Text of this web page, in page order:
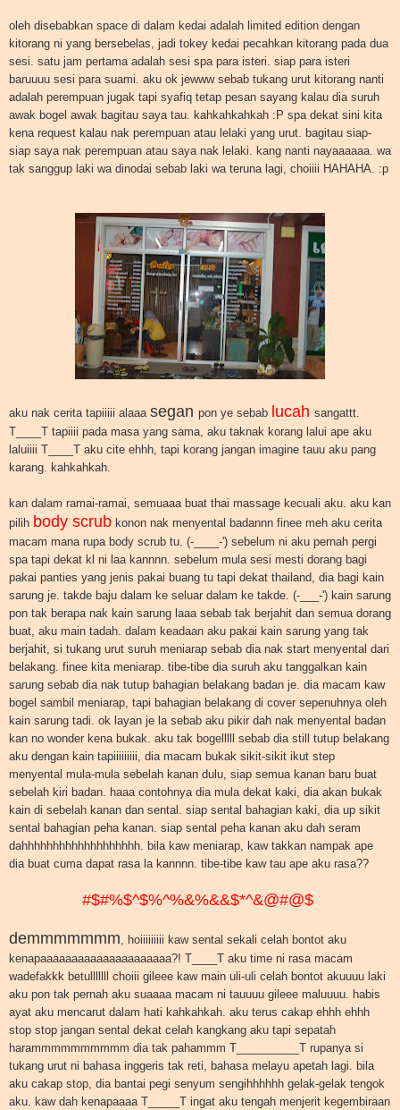
oleh disebabkan space di dalam kedai adalah limited edition dengan
kitorang ni yang bersebelas, jadi tokey kedai pecahkan kitorang pada dua
sesi. satu jam pertama adalah sesi spa para isteri. siap para isteri
baruuuu sesi para suami. aku ok jewww sebab tukang urut kitorang nanti
adalah perempuan jugak tapi syafiq tetap pesan sayang kalau dia suruh
awak bogel awak bagitau saya tau. kahkahkahkah :P spa dekat sini kita
kena request kalau nak perempuan atau lelaki yang urut. bagitau siap-
siap saya nak perempuan atau saya nak lelaki. kang nanti nayaaaaaa. wa
tak sanggup laki wa dinodai sebab laki wa teruna lagi, choiiii HAHAHA. :p
aku nak cerita tapiiiii alaaa segan pon ye sebab lucah sangattt.
T____T tapiiii pada masa yang sama, aku taknak korang lalui ape aku
laluiiii T____T aku cite ehhh, tapi korang jangan imagine tauu aku pang
karang. kahkahkah.
kan dalam ramai-ramai, semuaaa buat thai massage kecuali aku. aku kan
pilih body scrub konon nak menyental badannn finee meh aku cerita
macam mana rupa body scrub tu. (-____-') sebelum ni aku pernah pergi
spa tapi dekat kl ni laa kannnn. sebelum mula sesi mesti dorang bagi
pakai panties yang jenis pakai buang tu tapi dekat thailand, dia bagi kain
sarung je. takde baju dalam ke seluar dalam ke takde. (-___-') kain sarung
pon tak berapa nak kain sarung laaa sebab tak berjahit dan semua dorang
buat, aku main tadah. dalam keadaan aku pakai kain sarung yang tak
berjahit, si tukang urut suruh meniarap sebab dia nak start menyental dari
belakang. finee kita meniarap. tibe-tibe dia suruh aku tanggalkan kain
sarung sebab dia nak tutup bahagian belakang badan je. dia macam kaw
bogel sambil meniarap, tapi bahagian belakang di cover sepenuhnya oleh
kain sarung tadi. ok layan je la sebab aku pikir dah nak menyental badan
kan no wonder kena bukak. aku tak bogelllll sebab dia still tutup belakang
aku dengan kain tapiiiiiiiii, dia macam bukak sikit-sikit ikut step
menyental mula-mula sebelah kanan dulu, siap semua kanan baru buat
sebelah kiri badan. haaa contohnya dia mula dekat kaki, dia akan bukak
kain di sebelah kanan dan sental. siap sental bahagian kaki, dia up sikit
sental bahagian peha kanan. siap sental peha kanan aku dah seram
dahhhhhhhhhhhhhhhhhhh. bila kaw meniarap, kaw takkan nampak ape
dia buat cuma dapat rasa la kannnn. tibe-tibe kaw tau ape aku rasa??
#$#%$^$%^%&%&&$*^&@#@$
demmmmmmm , hoiiiiiiiii kaw sental sekali celah bontot aku
kenapaaaaaaaaaaaaaaaaaaaaa?! T____T aku time ni rasa macam
wadefakkk betulllllll choiii gileee kaw main uli-uli celah bontot akuuuu laki
aku pon tak pernah aku suaaaa macam ni tauuuu gileee maluuuu. habis
ayat aku mencarut dalam hati kahkahkah. aku terus cakap ehhh ehhh
stop stop jangan sental dekat celah kangkang aku tapi sepatah
harammmmmmmmmm dia tak pahammm T__________T rupanya si
tukang urut ni bahasa inggeris tak reti, bahasa melayu apetah lagi. bila
aku cakap stop, dia bantai pegi senyum sengihhhhhh gelak-gelak tengok
aku. kaw dah kenapaaaa T_____T ingat aku tengah menjerit kegembiraan